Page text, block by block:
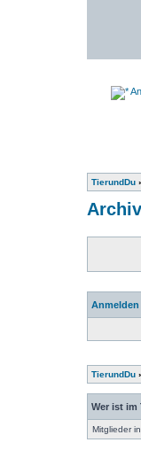
TierundDu
Archiv
Anmelden
TierundDu
Wer ist im
Mitglieder